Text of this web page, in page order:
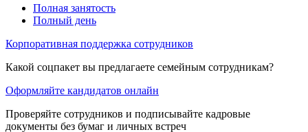
Полная занятость
Полный день
Корпоративная поддержка сотрудников
Какой соцпакет вы предлагаете семейным сотрудникам?
Оформляйте кандидатов онлайн
Проверяйте сотрудников и подписывайте кадровые
документы без бумаг и личных встреч